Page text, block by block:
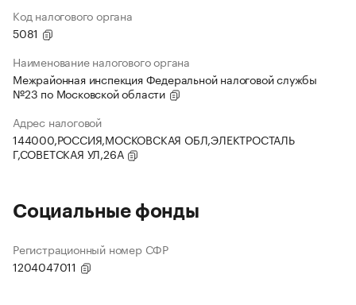
Код налогового органа
5081
Наименование налогового органа
Межрайонная инспекция Федеральной налоговой службы
№23 по Московской области
Адрес налоговой
144000,РОССИЯ,МОСКОВСКАЯ ОБЛ,ЭЛЕКТРОСТАЛЬ
Г,СОВЕТСКАЯ УЛ,26А
Социальные фонды
Регистрационный номер СФР
1204047011